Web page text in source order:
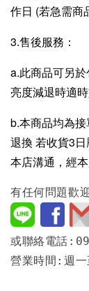
作日 (若急需商
3.售後服務：
a.此商品可另
亮度減退時適時
b.本商品均為
退換 若收貨3
本店溝通，經
有任何問題歡
或聯絡電話
營業時間:週